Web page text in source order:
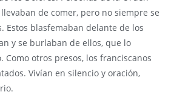
de comer, pero no siempre se
Estos blasfemaban delante de los
y se burlaban de ellos, que lo
Como otros presos, los franciscanos
Vivían en silencio y oración,